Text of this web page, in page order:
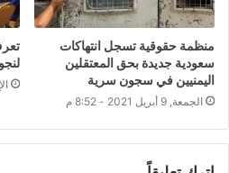
منظمة حقوقية تسجل انتهاكات
سعودية جديدة بحق المعتقلين
اليمنيين في سجون سرية
الجمعة, 9 أبريل 2021 - 8:52 م